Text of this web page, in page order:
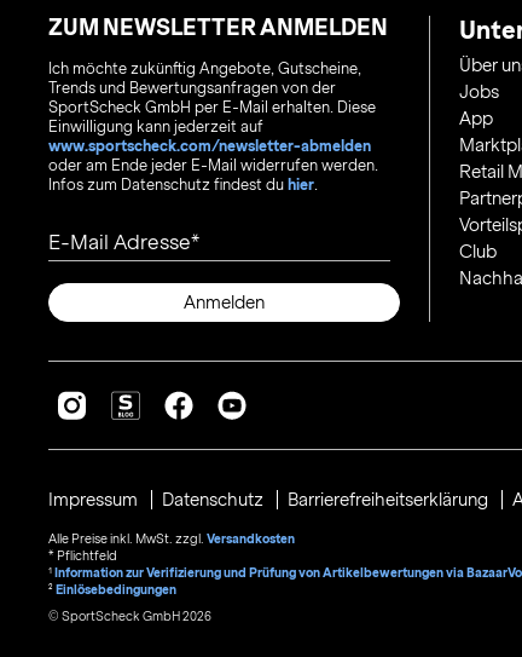
ZUM NEWSLETTER ANMELDEN
Ich möchte zukünftig Angebote, Gutscheine,
Trends und Bewertungsanfragen von der
SportScheck GmbH per E-Mail erhalten. Diese
Einwilligung kann jederzeit auf
www.sportscheck.com/newsletter-abmelden
oder am Ende jeder E-Mail widerrufen werden.
Infos zum Datenschutz findest du hier.
E-Mail Adresse
Anmelden
Über
Jobs
App
Retail
Club
Impressum Datenschutz Barrierefreiheitserklärung
Alle Preise inkl. MwSt. zzgl. Versandkosten
* Pflichtfeld
1 Information zur Verifizierung und Prüfung von Artikelbewertungen via
² Einlösebedingungen
© SportScheck GmbH 2026